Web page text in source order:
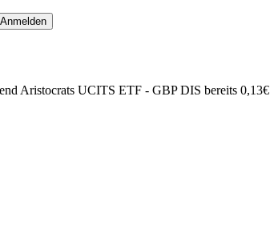
Anmelden
Aristocrats UCITS ETF - GBP DIS bereits 0,13€